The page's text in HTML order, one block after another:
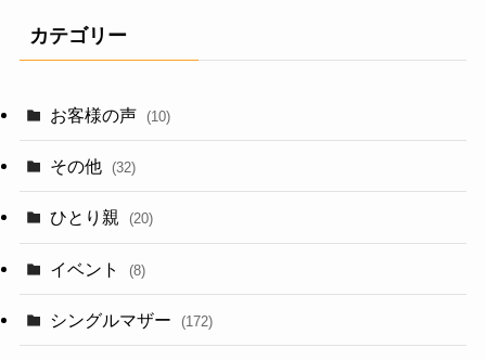
ブ
カテゴリー
お客様の声 (10)
その他 (32)
ひとり親 (20)
イベント (8)
シングルマザー (172)